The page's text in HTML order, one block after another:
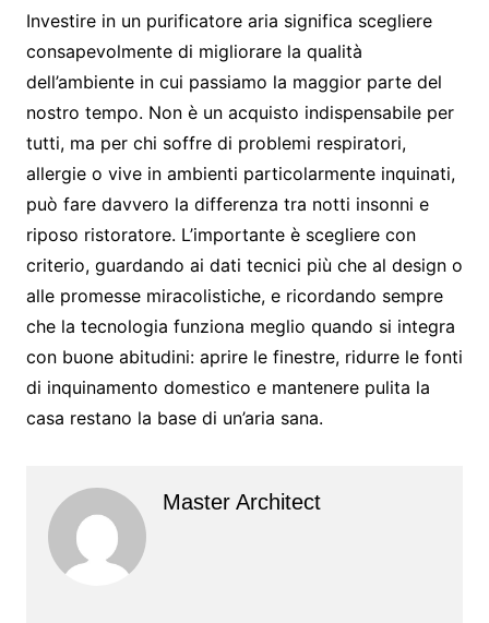
Investire in un purificatore aria significa scegliere
consapevolmente di migliorare la qualità
dell’ambiente in cui passiamo la maggior parte del
nostro tempo. Non è un acquisto indispensabile per
tutti, ma per chi soffre di problemi respiratori,
allergie o vive in ambienti particolarmente inquinati,
può fare davvero la differenza tra notti insonni e
riposo ristoratore. L’importante è scegliere con
criterio, guardando ai dati tecnici più che al design o
alle promesse miracolistiche, e ricordando sempre
che la tecnologia funziona meglio quando si integra
con buone abitudini: aprire le finestre, ridurre le fonti
di inquinamento domestico e mantenere pulita la
casa restano la base di un’aria sana.
Master Architect